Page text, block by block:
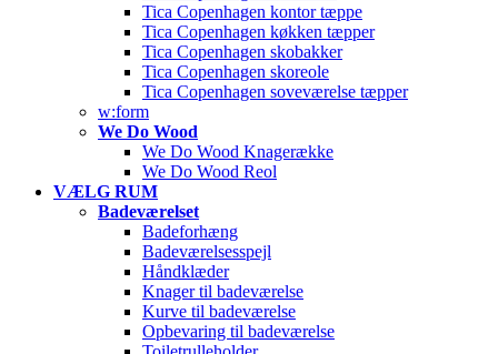
Tica Copenhagen kontor tæppe
Tica Copenhagen køkken tæpper
Tica Copenhagen skobakker
Tica Copenhagen skoreole
Tica Copenhagen soveværelse tæpper
w:form
We Do Wood
We Do Wood Knagerække
We Do Wood Reol
VÆLG RUM
Badeværelset
Badeforhæng
Badeværelsesspejl
Håndklæder
Knager til badeværelse
Kurve til badeværelse
Opbevaring til badeværelse